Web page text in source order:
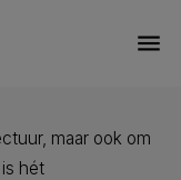
menu
maar ook om
hét